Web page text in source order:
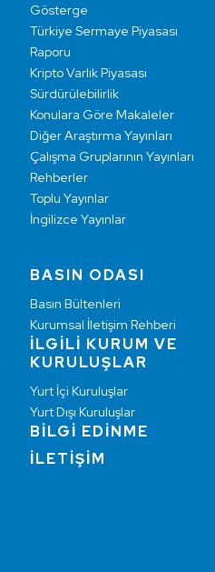
Gösterge
Türkiye Sermaye Piyasası
Raporu
Kripto Varlık Piyasası
Sürdürülebilirlik
Konulara Göre Makaleler
Diğer Araştırma Yayınları
Çalışma Gruplarının Yayınları
Rehberler
Toplu Yayınlar
İngilizce Yayınlar
BASIN ODASI
Basın Bültenleri
Kurumsal İletişim Rehberi
İLGİLİ KURUM VE
KURULUŞLAR
Yurt İçi Kuruluşlar
Yurt Dışı Kuruluşlar
BİLGİ EDİNME
İLETİŞİM